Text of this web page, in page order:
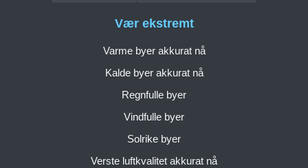
Vær ekstremt
Varme byer akkurat nå
Kalde byer akkurat nå
Regnfulle byer
Vindfulle byer
Solrike byer
Verste luftkvalitet akkurat nå